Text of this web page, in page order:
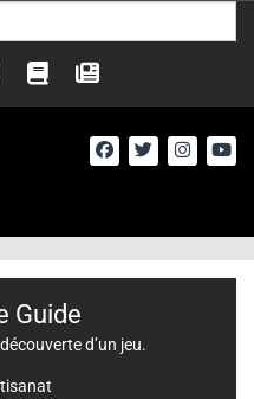
Guide
d’un jeu.